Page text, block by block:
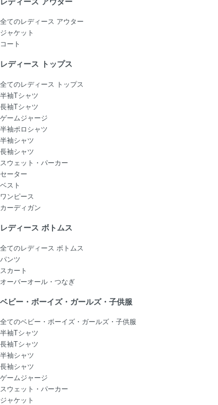
全てのレディース アウター
ジャケット
コート
レディース トップス
全てのレディース トップス
半袖Tシャツ
長袖Tシャツ
ゲームジャージ
半袖ポロシャツ
半袖シャツ
長袖シャツ
スウェット・パーカー
セーター
ベスト
ワンピース
カーディガン
レディース ボトムス
全てのレディース ボトムス
パンツ
スカート
オーバーオール・つなぎ
ベビー・ボーイズ・ガールズ・子供服
全てのベビー・ボーイズ・ガールズ・子供服
半袖Tシャツ
長袖Tシャツ
半袖シャツ
長袖シャツ
ゲームジャージ
スウェット・パーカー
ジャケット